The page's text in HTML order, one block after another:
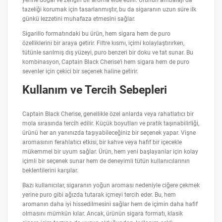
tazeliği korumak için tasarlanmıştır, bu da sigaranın uzun süre ilk
günkü lezzetini muhafaza etmesini sağlar.
Sigarillo formatındaki bu ürün, hem sigara hem de puro
özelliklerini bir araya getirir. Filtre kısmı, içimi kolaylaştırırken,
tütünle sarılmış dış yüzeyi, puro benzeri bir doku ve tat sunar. Bu
kombinasyon, Captain Black Cherise’i hem sigara hem de puro
sevenler için çekici bir seçenek haline getirir.
Kullanım ve Tercih Sebepleri
Captain Black Cherise, genellikle özel anlarda veya rahatlatıcı bir
mola sırasında tercih edilir. Küçük boyutları ve pratik taşınabilirliği,
ürünü her an yanınızda taşıyabileceğiniz bir seçenek yapar. Vişne
aromasının ferahlatıcı etkisi, bir kahve veya hafif bir içecekle
mükemmel bir uyum sağlar. Ürün, hem yeni başlayanlar için kolay
içimli bir seçenek sunar hem de deneyimli tütün kullanıcılarının
beklentilerini karşılar.
Bazı kullanıcılar, sigaranın yoğun aroması nedeniyle ciğere çekmek
yerine puro gibi ağızda tutarak içmeyi tercih eder. Bu, hem
aromanın daha iyi hissedilmesini sağlar hem de içimin daha hafif
olmasını mümkün kılar. Ancak, ürünün sigara formatı, klasik